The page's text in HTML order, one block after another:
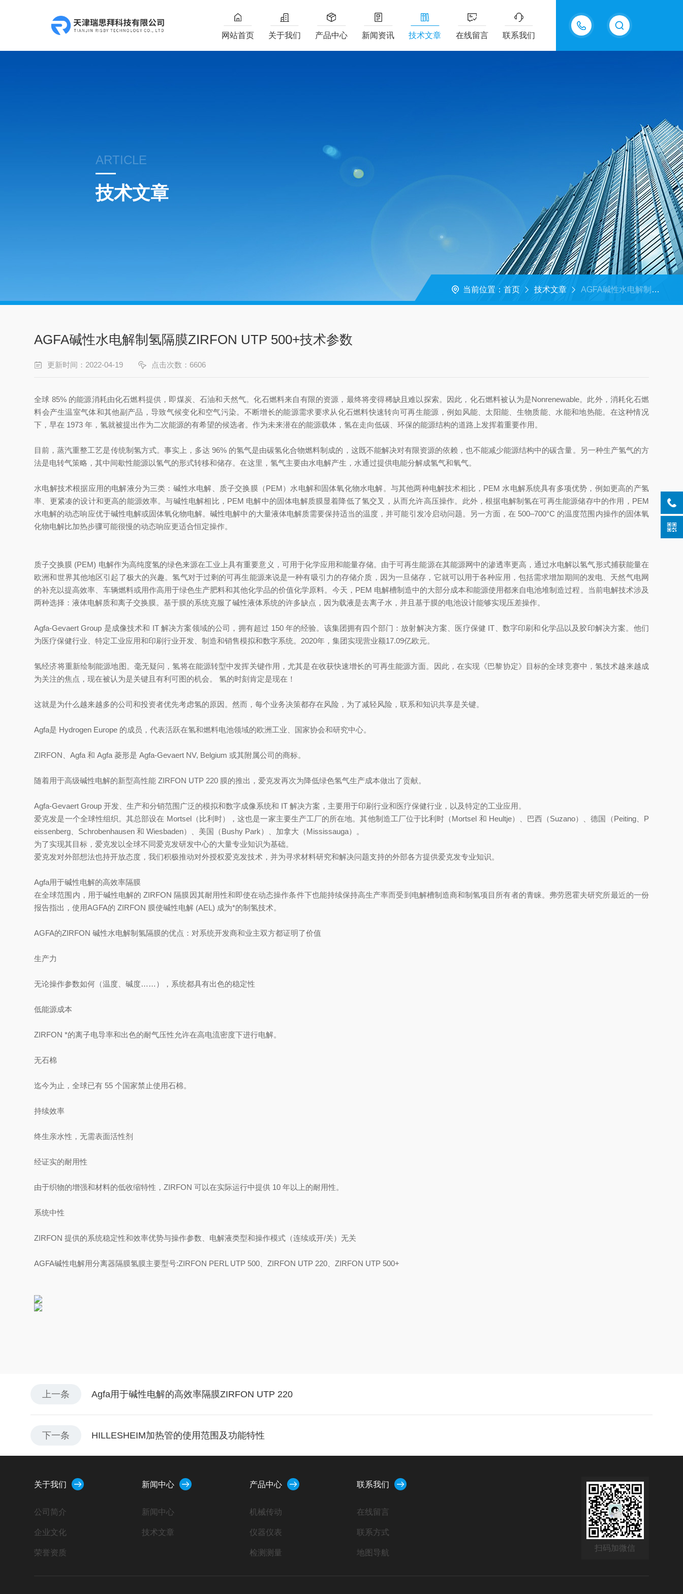
18202625585
网站首页 关于我们 产品中心 新闻资讯 技术文章 在线留言 联系我们
ARTICLE
技术文章
当前位置： 首页 技术文章 AGFA碱性水电解制氢隔膜ZIRFON UTP 500+技术参数
AGFA碱性水电解制氢隔膜ZIRFON UTP 500+技术参数
更新时间：2022-04-19 点击次数：6606
全球 85% 的能源消耗由化石燃料提供，即煤炭、石油和天然气。化石燃料来自有限的资源，最终将变得稀缺且难以探索。因此，化石燃料被认为是Nonrenewable。此外，消耗化石燃
料会产生温室气体和其他副产品，导致气候变化和空气污染。不断增长的能源需求要求从化石燃料快速转向可再生能源，例如风能、太阳能、生物质能、水能和地热能。在这种情况
下，早在 1973 年，氢就被提出作为二次能源的有希望的候选者。作为未来潜在的能源载体，氢在走向低碳、环保的能源结构的道路上发挥着重要作用。
目前，蒸汽重整工艺是传统制氢方式。事实上，多达 96% 的氢气是由碳氢化合物燃料制成的，这既不能解决对有限资源的依赖，也不能减少能源结构中的碳含量。另一种生产氢气的方
法是电转气策略，其中间歇性能源以氢气的形式转移和储存。在这里，氢气主要由水电解产生，水通过提供电能分解成氢气和氧气。
水电解技术根据应用的电解液分为三类：碱性水电解、质子交换膜（PEM）水电解和固体氧化物水电解。与其他两种电解技术相比，PEM 水电解系统具有多项优势，例如更高的产氢
率、更紧凑的设计和更高的能源效率。与碱性电解相比，PEM 电解中的固体电解质膜显着降低了氢交叉，从而允许高压操作。此外，根据电解制氢在可再生能源储存中的作用，PEM
水电解的动态响应优于碱性电解或固体氧化物电解。碱性电解中的大量液体电解质需要保持适当的温度，并可能引发冷启动问题。另一方面，在 500–700°C 的温度范围内操作的固体氧
化物电解比加热步骤可能很慢的动态响应更适合恒定操作。
质子交换膜 (PEM) 电解作为高纯度氢的绿色来源在工业上具有重要意义，可用于化学应用和能量存储。由于可再生能源在其能源网中的渗透率更高，通过水电解以氢气形式捕获能量在
欧洲和世界其他地区引起了极大的兴趣。氢气对于过剩的可再生能源来说是一种有吸引力的存储介质，因为一旦储存，它就可以用于各种应用，包括需求增加期间的发电、天然气电网
的补充以提高效率、车辆燃料或用作高用于绿色生产肥料和其他化学品的价值化学原料。今天，PEM 电解槽制造中的大部分成本和能源使用都来自电池堆制造过程。当前电解技术涉及
两种选择：液体电解质和离子交换膜。基于膜的系统克服了碱性液体系统的许多缺点，因为载液是去离子水，并且基于膜的电池设计能够实现压差操作。
Agfa-Gevaert Group 是成像技术和 IT 解决方案领域的公司，拥有超过 150 年的经验。该集团拥有四个部门：放射解决方案、医疗保健 IT、数字印刷和化学品以及胶印解决方案。他们
为医疗保健行业、特定工业应用和印刷行业开发、制造和销售模拟和数字系统。2020年，集团实现营业额17.09亿欧元。
氢经济将重新绘制能源地图。毫无疑问，氢将在能源转型中发挥关键作用，尤其是在收获快速增长的可再生能源方面。因此，在实现《巴黎协定》目标的全球竞赛中，氢技术越来越成
为关注的焦点，现在被认为是关键且有利可图的机会。 氢的时刻肯定是现在！
这就是为什么越来越多的公司和投资者优先考虑氢的原因。然而，每个业务决策都存在风险，为了减轻风险，联系和知识共享是关键。
Agfa是 Hydrogen Europe 的成员，代表活跃在氢和燃料电池领域的欧洲工业、国家协会和研究中心。
ZIRFON、Agfa 和 Agfa 菱形是 Agfa-Gevaert NV, Belgium 或其附属公司的商标。
随着用于高级碱性电解的新型高性能 ZIRFON UTP 220 膜的推出，爱克发再次为降低绿色氢气生产成本做出了贡献。
Agfa-Gevaert Group 开发、生产和分销范围广泛的模拟和数字成像系统和 IT 解决方案，主要用于印刷行业和医疗保健行业，以及特定的工业应用。
爱克发是一个全球性组织。其总部设在 Mortsel（比利时），这也是一家主要生产工厂的所在地。其他制造工厂位于比利时（Mortsel 和 Heultje）、巴西（Suzano）、德国（Peiting、P
eissenberg、Schrobenhausen 和 Wiesbaden）、美国（Bushy Park）、加拿大（Mississauga）。
为了实现其目标，爱克发以全球不同爱克发研发中心的大量专业知识为基础。
爱克发对外部想法也持开放态度，我们积极推动对外授权爱克发技术，并为寻求材料研究和解决问题支持的外部各方提供爱克发专业知识。
Agfa用于碱性电解的高效率隔膜
在全球范围内，用于碱性电解的 ZIRFON 隔膜因其耐用性和即使在动态操作条件下也能持续保持高生产率而受到电解槽制造商和制氢项目所有者的青睐。弗劳恩霍夫研究所最近的一份
报告指出，使用AGFA的 ZIRFON 膜使碱性电解 (AEL) 成为*的制氢技术。
AGFA的ZIRFON 碱性水电解制氢隔膜的优点：对系统开发商和业主双方都证明了价值
生产力
无论操作参数如何（温度、碱度……），系统都具有出色的稳定性
低能源成本
ZIRFON *的离子电导率和出色的耐气压性允许在高电流密度下进行电解。
无石棉
迄今为止，全球已有 55 个国家禁止使用石棉。
持续效率
终生亲水性，无需表面活性剂
经证实的耐用性
由于织物的增强和材料的低收缩特性，ZIRFON 可以在实际运行中提供 10 年以上的耐用性。
系统中性
ZIRFON 提供的系统稳定性和效率优势与操作参数、电解液类型和操作模式（连续或开/关）无关
AGFA碱性电解用分离器隔膜氢膜主要型号:ZIRFON PERL UTP 500、ZIRFON UTP 220、ZIRFON UTP 500+
上一条 Agfa用于碱性电解的高效率隔膜ZIRFON UTP 220
下一条 HILLESHEIM加热管的使用范围及功能特性
关于我们
公司简介
企业文化
荣誉资质
新闻中心
新闻中心
技术文章
产品中心
机械传动
仪器仪表
检测测量
联系我们
在线留言
联系方式
地图导航
扫码加微信